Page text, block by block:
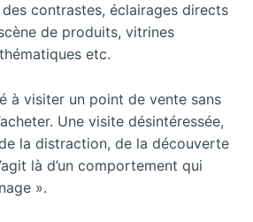
contrastes, éclairages directs
de produits, vitrines
etc.
à visiter un point de vente sans
Une visite désintéressée,
la distraction, de la découverte
là d’un comportement qui
».